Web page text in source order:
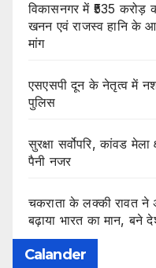
विकासनगर में ₹535 करोड़
खनन एवं राजस्व हानि के
मांग
एसएसपी दून के नेतृत्व में
पुलिस
सुरक्षा सर्वोपरि, कांवड
पैनी नजर
चकराता के लक्की रावत ने
बढ़ाया भारत का मान, बने
Calander